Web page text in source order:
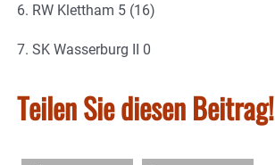
6. RW Klettham 5 (16)
7. SK Wasserburg II 0
Teilen Sie diesen Beitrag!